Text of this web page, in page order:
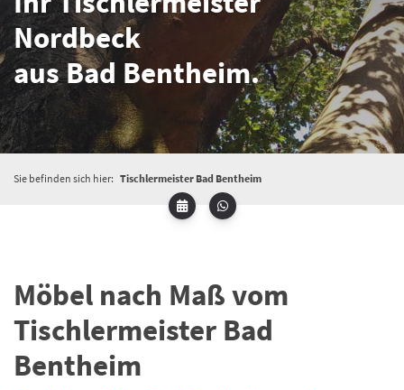
Nordbeck
aus Bad Bentheim.
Sie befinden sich hier: Tischlermeister Bad Bentheim
Möbel nach Maß vom
Tischlermeister Bad
Bentheim